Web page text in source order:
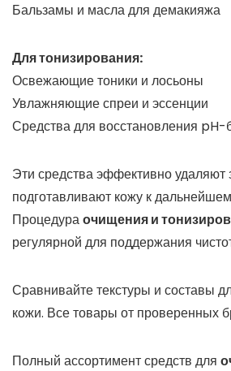
Бальзамы и масла для демакияжа
Для тонизирования:
Освежающие тоники и лосьоны
Увлажняющие спреи и эссенции
Средства для восстановления pH-
Эти средства эффективно удаляют
подготавливают кожу к
Процедураочищения и
регулярной для поддержания
Сравнивайте текстуры и составы
кожи. Все товары от проверенных
Полный ассортимент средств для